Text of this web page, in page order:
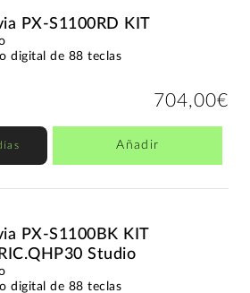
PX-S1100RD KIT
digital de 88 teclas
704,00€
Añadir
PX-S1100BK KIT
Studio
digital de 88 teclas